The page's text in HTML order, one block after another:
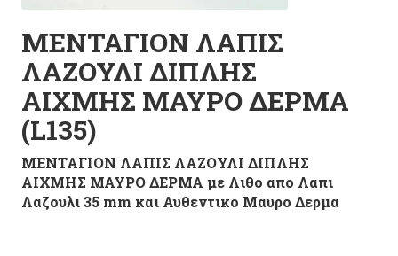
ΜΕΝΤΑΓΙΟΝ ΛΑΠΙΣ
ΛΑΖΟΥΛΙ ΔΙΠΛΗΣ
ΑΙΧΜΗΣ ΜΑΥΡΟ ΔΕΡΜΑ
(L135)
ΜΕΝΤΑΓΙΟΝ ΛΑΠΙΣ ΛΑΖΟΥΛΙ ΔΙΠΛΗΣ
ΑΙΧΜΗΣ ΜΑΥΡΟ ΔΕΡΜΑ με Λιθο απο Λαπι
Λαζουλι 35 mm και Αυθεντικο Μαυρο Δερμα